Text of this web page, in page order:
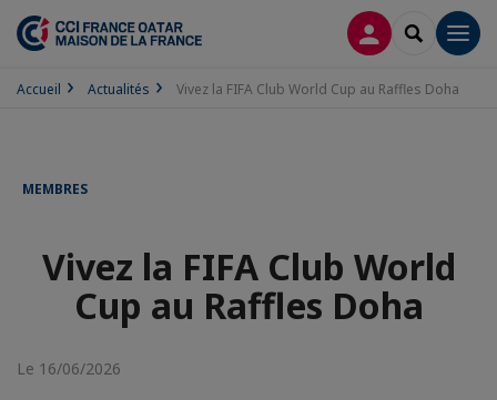
CONNEXION
Accueil Actualités Vivez la FIFA Club World Cup au Raffles Doha
MEMBRES
Vivez la FIFA Club World
Cup au Raffles Doha
Le 16/06/2026